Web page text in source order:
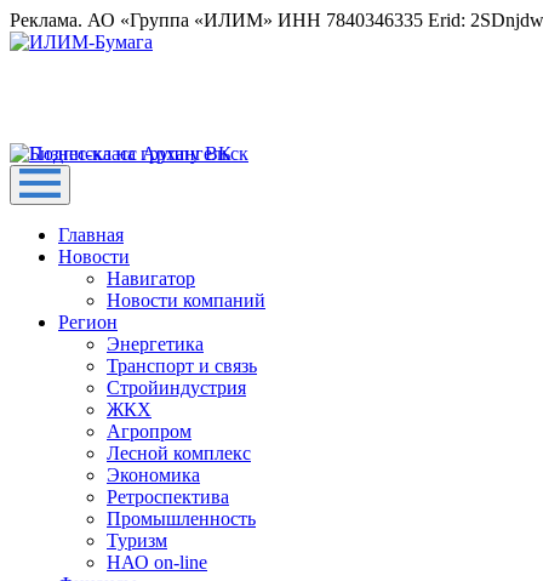
Реклама. АО «Группа «ИЛИМ» ИНН 7840346335 Erid:
Главная
Новости
Навигатор
Новости компаний
Регион
Энергетика
Транспорт и связь
Стройиндустрия
ЖКХ
Агропром
Лесной комплекс
Экономика
Ретроспектива
Промышленность
Туризм
НАО on-line